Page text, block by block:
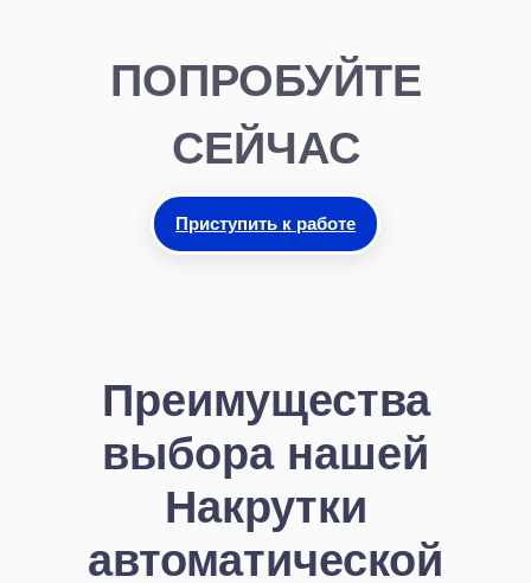
ПОПРОБУЙТЕ
СЕЙЧАС
Приступить к работе
Преимущества
выбора нашей
Накрутки
автоматической